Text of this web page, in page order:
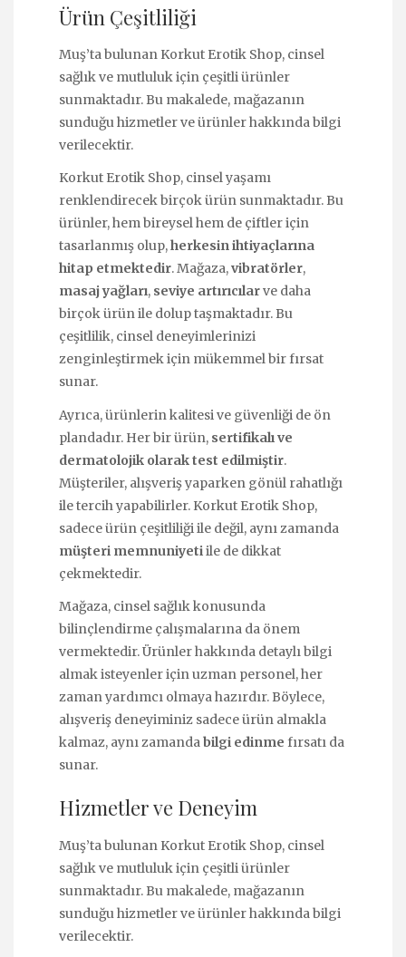
Ürün Çeşitliliği
Muş’ta bulunan Korkut Erotik Shop, cinsel
sağlık ve mutluluk için çeşitli ürünler
sunmaktadır. Bu makalede, mağazanın
sunduğu hizmetler ve ürünler hakkında bilgi
verilecektir.
Korkut Erotik Shop, cinsel yaşamı
renklendirecek birçok ürün sunmaktadır. Bu
ürünler, hem bireysel hem de çiftler için
tasarlanmış olup,herkesin ihtiyaçlarına
hitap etmektedir. Mağaza,vibratörler,
masaj yağları, seviye artırıcılarve daha
birçok ürün ile dolup taşmaktadır. Bu
çeşitlilik, cinsel deneyimlerinizi
zenginleştirmek için mükemmel bir fırsat
sunar.
Ayrıca, ürünlerin kalitesi ve güvenliği de ön
plandadır. Her bir ürün, sertifikalı ve
dermatolojik olarak test edilmiştir.
Müşteriler, alışveriş yaparken gönül rahatlığı
ile tercih yapabilirler. Korkut Erotik Shop,
sadece ürün çeşitliliği ile değil, aynı zamanda
müşteri memnuniyetiile de dikkat
çekmektedir.
Mağaza, cinsel sağlık konusunda
bilinçlendirme çalışmalarına da önem
vermektedir. Ürünler hakkında detaylı bilgi
almak isteyenler için uzman personel, her
zaman yardımcı olmaya hazırdır. Böylece,
alışveriş deneyiminiz sadece ürün almakla
kalmaz, aynı zamandabilgi edinme fırsatı da
sunar.
Hizmetler ve Deneyim
Muş’ta bulunan Korkut Erotik Shop, cinsel
sağlık ve mutluluk için çeşitli ürünler
sunmaktadır. Bu makalede, mağazanın
sunduğu hizmetler ve ürünler hakkında bilgi
verilecektir.